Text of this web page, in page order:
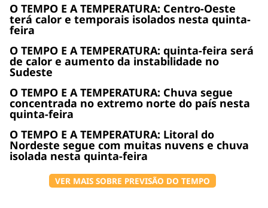
O TEMPO E A TEMPERATURA: Centro-Oeste
terá calor e temporais isolados nesta quinta-
feira
O TEMPO E A TEMPERATURA: quinta-feira será
de calor e aumento da instabilidade no
Sudeste
O TEMPO E A TEMPERATURA: Chuva segue
concentrada no extremo norte do país nesta
quinta-feira
O TEMPO E A TEMPERATURA: Litoral do
Nordeste segue com muitas nuvens e chuva
isolada nesta quinta-feira
VER MAIS SOBRE PREVISÃO DO TEMPO